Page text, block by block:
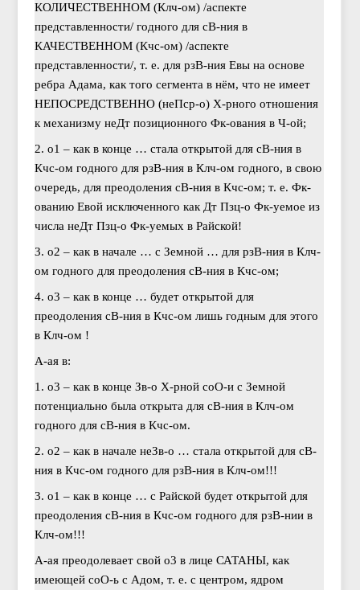
КОЛИЧЕСТВЕННОМ (Клч-ом) /аспекте
представленности/ годного для сВ-ния в
КАЧЕСТВЕННОМ (Кчс-ом) /аспекте
представленности/, т. е. для рзВ-ния Евы на основе
ребра Адама, как того сегмента в нём, что не имеет
НЕПОСРЕДСТВЕННО (неПср-о) Х-рного отношения
к механизму неДт позиционного Фк-ования в Ч-ой;
2. о1 – как в конце … стала открытой для сВ-ния в
Кчс-ом годного для рзВ-ния в Клч-ом годного, в свою
очередь, для преодоления сВ-ния в Кчс-ом; т. е. Фк-
ованию Евой исключенного как Дт Пзц-о Фк-уемое из
числа неДт Пзц-о Фк-уемых в Райской!
3. о2 – как в начале … с Земной … для рзВ-ния в Клч-
ом годного для преодоления сВ-ния в Кчс-ом;
4. о3 – как в конце … будет открытой для
преодоления сВ-ния в Кчс-ом лишь годным для этого
в Клч-ом !
А-ая в:
1. о3 – как в конце Зв-о Х-рной соО-и с Земной
потенциально была открыта для сВ-ния в Клч-ом
годного для сВ-ния в Кчс-ом.
2. о2 – как в начале неЗв-о … стала открытой для сВ-
ния в Кчс-ом годного для рзВ-ния в Клч-ом!!!
3. о1 – как в конце … с Райской будет открытой для
преодоления сВ-ния в Кчс-ом годного для рзВ-нии в
Клч-ом!!!
А-ая преодолевает свой о3 в лице САТАНЫ, как
имеющей соО-ь с Адом, т. е. с центром, ядром